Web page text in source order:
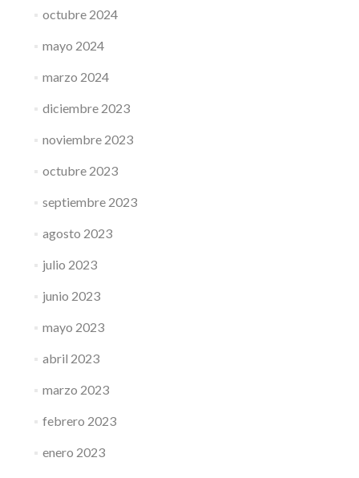
octubre 2024
mayo 2024
marzo 2024
diciembre 2023
noviembre 2023
octubre 2023
septiembre 2023
agosto 2023
julio 2023
junio 2023
mayo 2023
abril 2023
marzo 2023
febrero 2023
enero 2023